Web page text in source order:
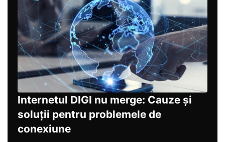
Internetul DIGI nu merge: Cauze și
soluții pentru problemele de
conexiune